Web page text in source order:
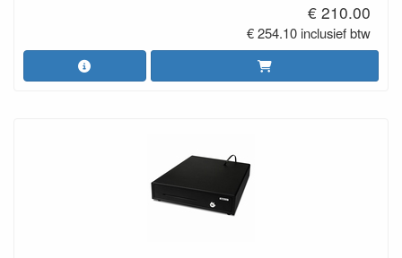
€ 210.00
€ 254.10 inclusief btw